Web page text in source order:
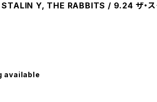
Y, THE RABBITS / 9.24 ザ・ス
available